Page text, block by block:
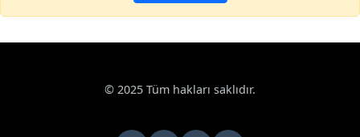
© 2025 Tüm hakları saklıdır.